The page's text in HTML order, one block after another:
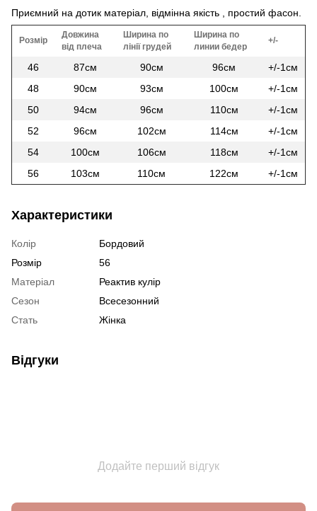
Приємний на дотик матеріал, відмінна якість , простий фасон.
Розмір
Довжина
від плеча
Ширина по
лінії грудей
Ширина по
линии бедер
+/-
46 87см 90см 96см
+/-1см
48
90см 93см 100см
+/-1см
50
94см 96см 110см
+/-1см
52
96см 102см 114см
+/-1см
54
100см 106см 118см
+/-1см
56
103см 110см 122см +/-1см
Характеристики
Колір
Бордовий
Розмір
56
Матеріал
Реактив кулір
Сезон
Всесезонний
Стать
Жінка
Відгуки
Додайте перший відгук